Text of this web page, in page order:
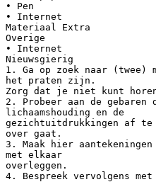
• Pen
• Internet
Materiaal Extra
Overige
• Internet
Nieuwsgierig
1. Ga op zoek naar (twee)
het praten zijn.
Zorg dat je niet kunt
2. Probeer aan de gebaren
lichaamshouding en de
gezichtuitdrukkingen af te
over gaat.
3. Maak hier
met elkaar
overleggen.
4. Bespreek vervolgens